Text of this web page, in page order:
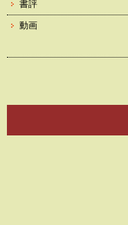
書評
動画